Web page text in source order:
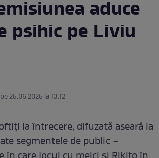
aduce
psihic pe Liviu
25.06.2025 la 13:12
la întrecere, difuzată aseară la
segmentele de public –